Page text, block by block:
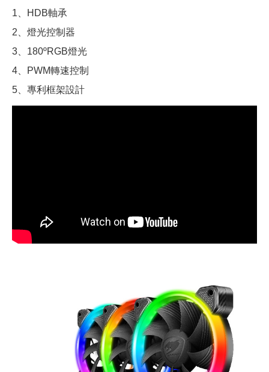
1、HDB軸承
2、燈光控制器
3、180ºRGB燈光
4、PWM轉速控制
5、專利框架設計